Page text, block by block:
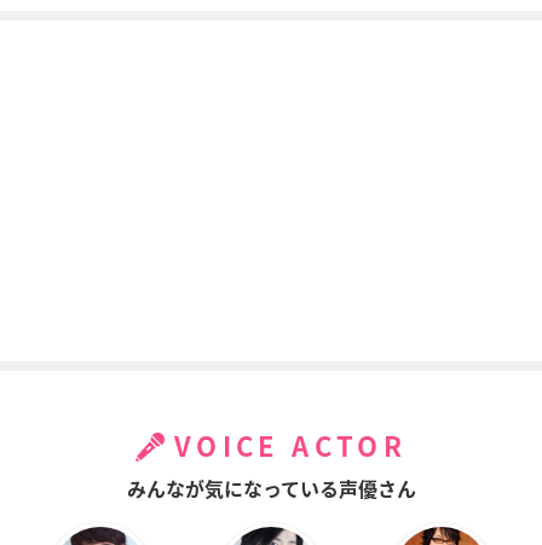
VOICE ACTOR
みんなが気になっている声優さん